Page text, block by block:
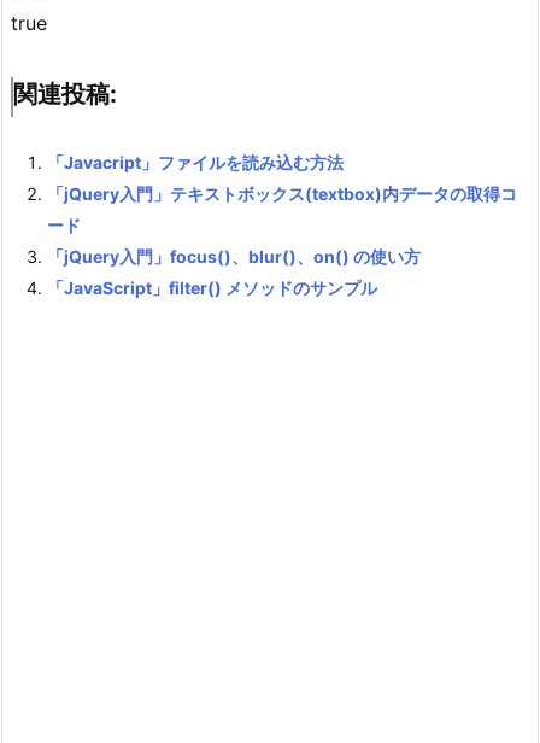
true
関連投稿:
「Javacript」ファイルを読み込む方法
「jQuery入門」テキストボックス(textbox)内データの取得コ
ード
「jQuery入門」focus()、blur()、on() の使い方
「JavaScript」filter() メソッドのサンプル